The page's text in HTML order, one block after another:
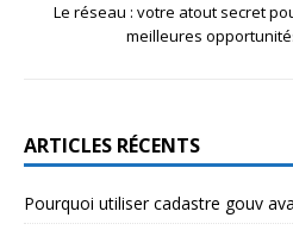
Le réseau : votre atout secret
meilleures
ARTICLES RÉCENTS
Pourquoi utiliser cadastre gouv